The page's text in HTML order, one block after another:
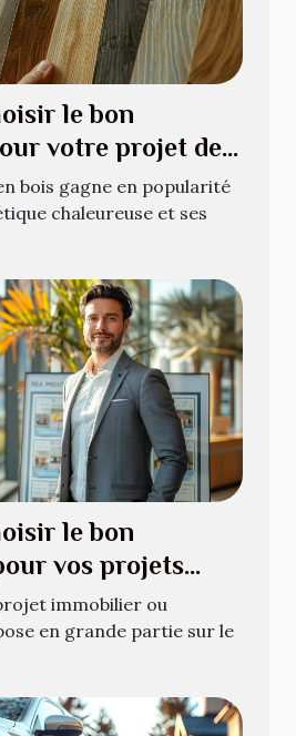
le bon
votre projet de
en bois
bois gagne en popularité
chaleureuse et ses
le bon
vos projets
professionnels
immobilier ou
en grande partie sur le